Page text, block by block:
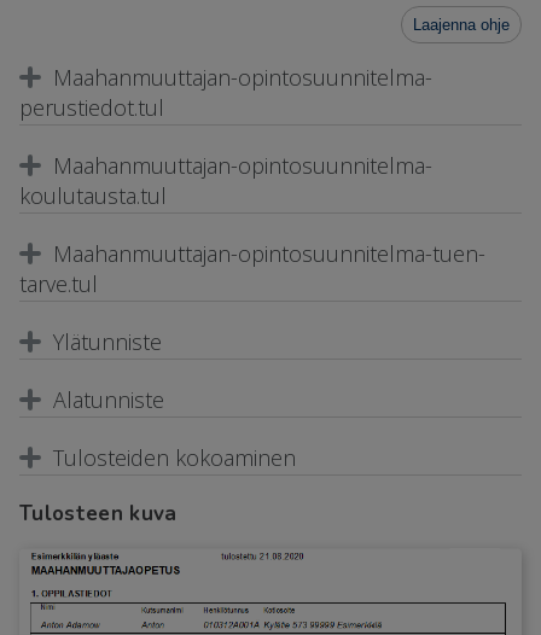
Laajenna ohje
Maahanmuuttajan-opintosuunnitelma-
perustiedot.tul
Maahanmuuttajan-opintosuunnitelma-
koulutausta.tul
Maahanmuuttajan-opintosuunnitelma-tuen-
tarve.tul
Ylätunniste
Alatunniste
Tulosteiden kokoaminen
Tulosteen kuva